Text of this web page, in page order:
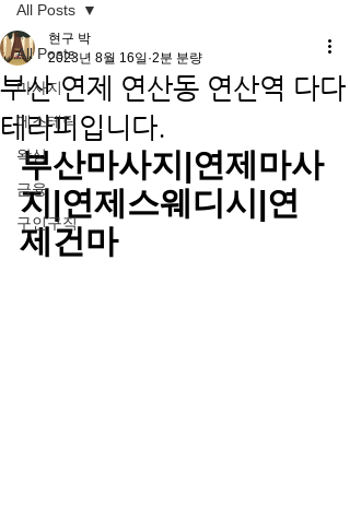
All Posts
마사지
에스테틱
왁싱
금융
구인구직
All Posts
부산 연제 연산동 연산역 다다
테라피입니다.
현구 박
2023년 8월 16일 2분 분량
부산마사지|연제마사
지|연제스웨디시|연
제건마